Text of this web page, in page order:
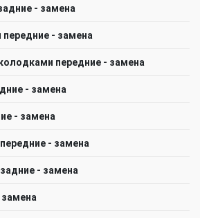
- замена
- замена
передние - замена
- замена
- замена
- замена
- замена